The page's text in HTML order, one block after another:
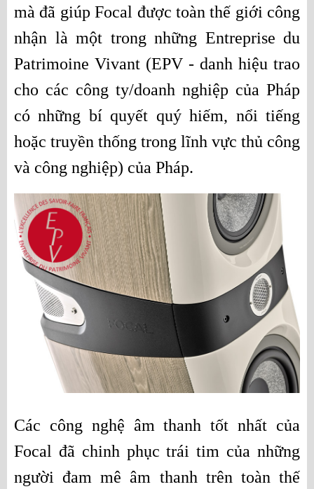
mà đã giúp Focal được toàn thế giới công
nhận là một trong những Entreprise du
Patrimoine Vivant (EPV - danh hiệu trao
cho các công ty/doanh nghiệp của Pháp
có những bí quyết quý hiếm, nổi tiếng
hoặc truyền thống trong lĩnh vực thủ công
và công nghiệp) của Pháp.
Các công nghệ âm thanh tốt nhất của
Focal đã chinh phục trái tim của những
người đam mê âm thanh trên toàn thế